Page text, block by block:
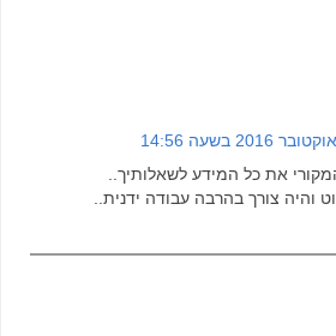
את כל המידע לשאלותיך..
והיה צורך בהרבה עבודה ידנית..